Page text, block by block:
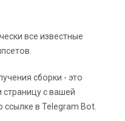
все известные
сборки - это
страницу с вашей
ссылке в Telegram Bot.